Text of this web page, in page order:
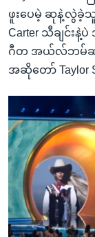
ဖူးပေမဲ့ ဆုနဲ့လွဲခဲ့သူ
Carter သီချင်း
ဂီတ အယ်လ်ဘမ်ဆုကို
အဆိုတော် Taylor